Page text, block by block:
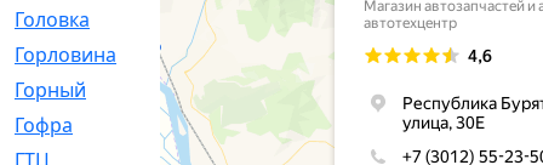
Головка
[28]
Горловина
Горный
[1]
Гофра
[86]